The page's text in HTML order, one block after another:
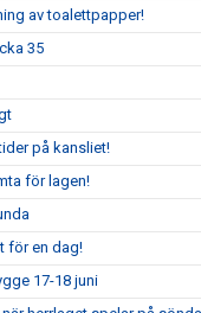
av toalettpapper!
35
på kansliet!
för lagen!
för en dag!
17-18 juni